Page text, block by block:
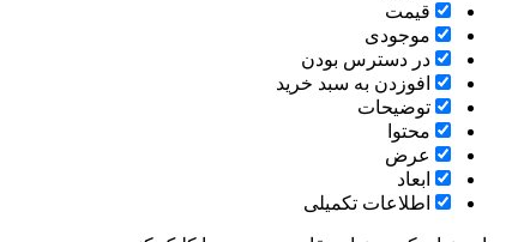
قیمت
موجودی
در دسترس بودن
افوزدن به سبد خرید
توضیحات
محتوا
عرض
ابعاد
اطلاعات تکمیلی